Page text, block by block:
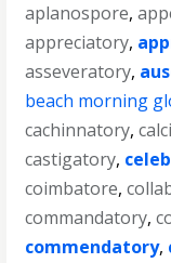
aplanospore,
appreciatory,
asseveratory,
beach morning
cachinnatory,
castigatory,
coimbatore,
commandatory,
commendatory,